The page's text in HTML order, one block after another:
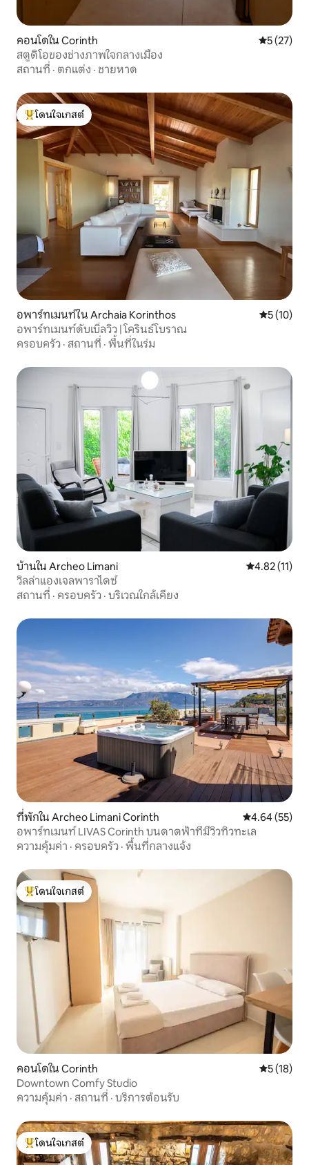
คอนโดใน Corinth คะแนนเฉลี่
5 (27)
สตูดิโอของช่างภาพใจกลางเมือง
สถานที่ · ตกแต่ง · ชายหาด
โดนใจเกสต์ที่สุด
โดนใจเกสต์
อพาร์ทเมนท์ใน Archaia Korinthos คะแนนเฉลี่
5 (10)
อพาร์ทเมนท์ดับเบิ้ลวิว | โครินธ์โบราณ
ครอบครัว · สถานที่ · พื้นที่ในร่ม
บ้านใน Archeo Limani คะแนนเฉลี่ย
4.82 (11)
วิลล่าแองเจลพาราไดซ์
สถานที่ · ครอบครัว · บริเวณใกล้เคียง
ที่พักใน Archeo Limani Corinth คะแนนเฉลี่ย
4.64 (55)
อพาร์ทเมนท์ LIVAS Corinth บนดาดฟ้าที่มีวิวทิวทะเล
ความคุ้มค่า · ครอบครัว · พื้นที่กลางแจ้ง
โดนใจเกสต์ที่สุด
โดนใจเกสต์
คอนโดใน Corinth คะแนนเฉลี่
5 (18)
Downtown Comfy Studio
ความคุ้มค่า · สถานที่ · บริการต้อนรับ
โดนใจเกสต์ที่สุด
โดนใจเกสต์